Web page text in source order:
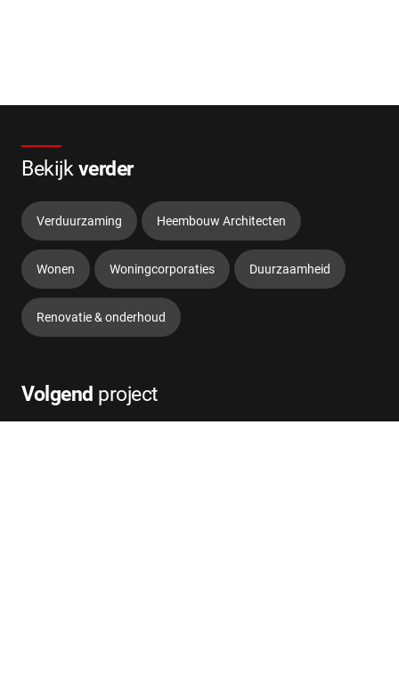
Bekijkverder
Verduurzaming Heembouw Architecten
Wonen Woningcorporaties Duurzaamheid
Renovatie & onderhoud
Volgend project